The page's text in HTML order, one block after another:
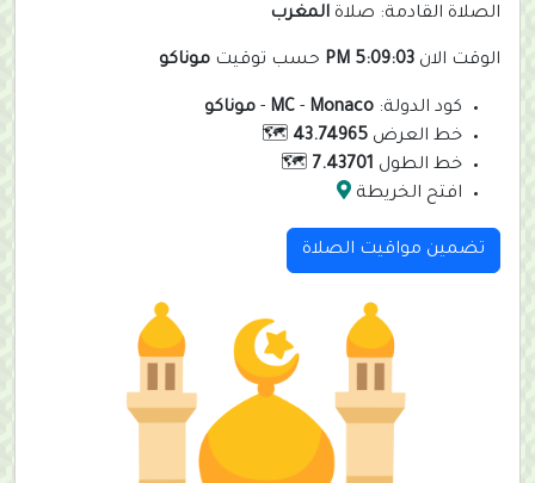
الصلاة القادمة: صلاة المغرب
الوقت الان 5:09:03 PM حسب توقيت موناكو
كود الدولة: MC - Monaco
- موناكو
خط العرض 43.74965
🗺️
خط الطول 7.43701
🗺️
افتح الخريطة
تضمين مواقيت الصلاة